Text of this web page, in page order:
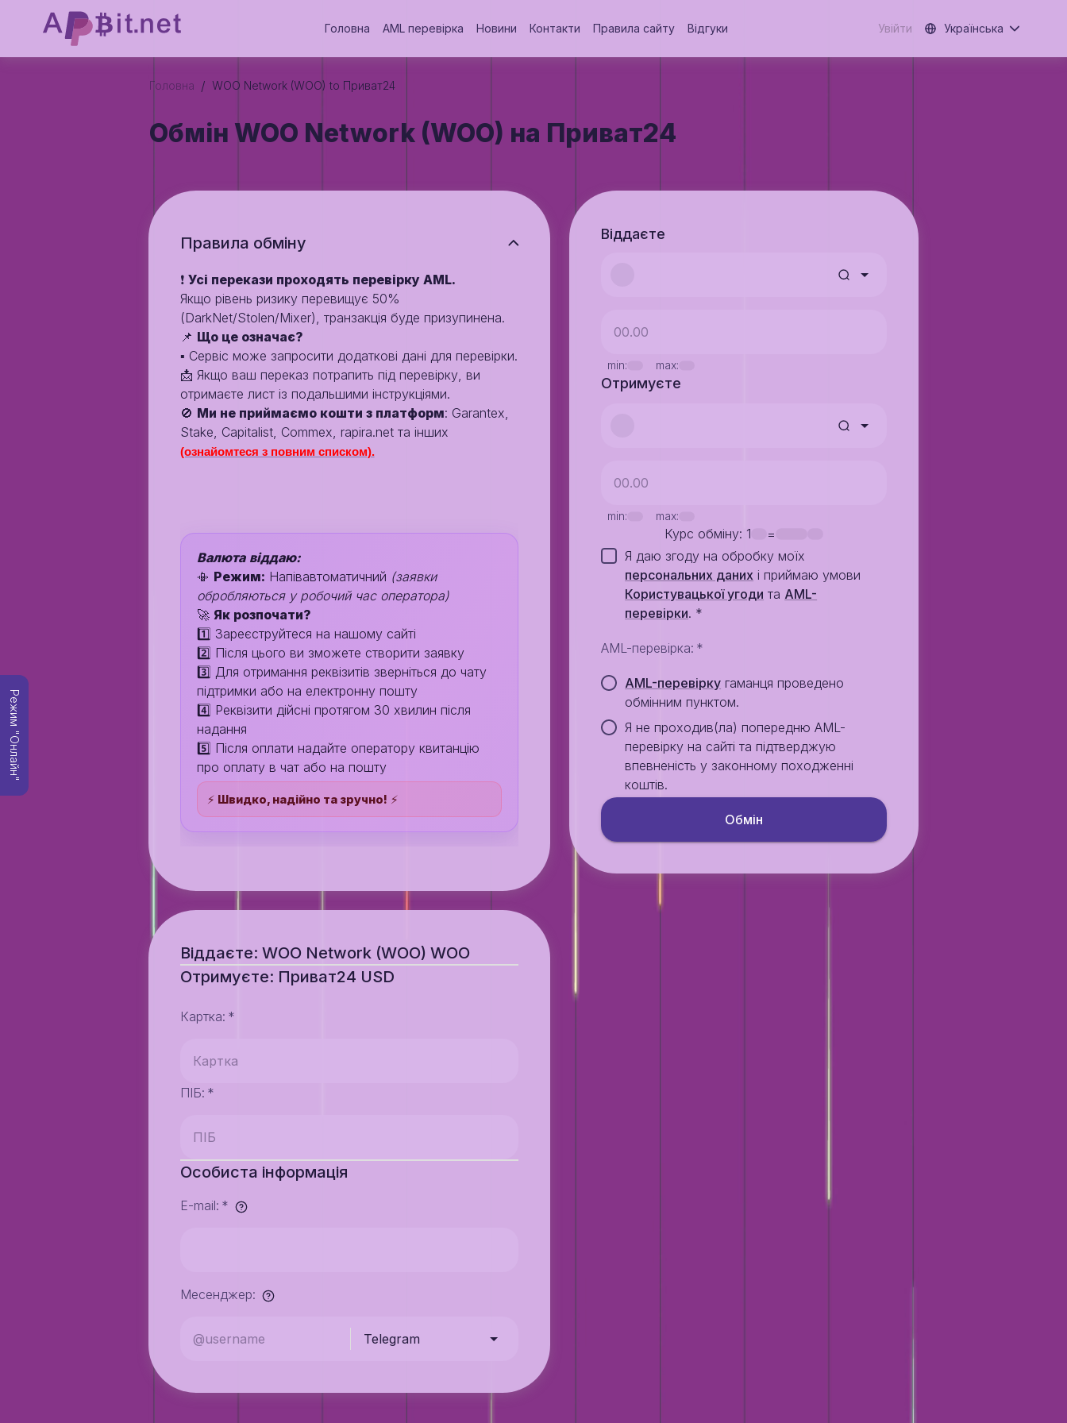
Головна AML перевірка Новини Контакти Правила сайту Відгуки Увійти Українська
Головна / WOO Network (WOO) to Приват24
Обмін WOO Network (WOO) на Приват24
Віддаєте
min: max:
Отримуєте
min: max:
Курс обміну: 1
=
Я даю згоду на обробку моїх
персональних даних i приймаю умови
Користувацької угоди та AML-
перевiрки. *
AML-перевірка: *
AML-перевірку гаманця проведено
обмінним пунктом.
Я не проходив(ла) попередню AML-
перевірку на сайті та підтверджую
впевненість у законному походженні
коштів.
Обмiн
Правила обмiну
❗️ Усі перекази проходять перевірку AML.
Якщо рівень ризику перевищує 50%
(DarkNet/Stolen/Mixer), транзакція буде призупинена.
📌 Що це означає?
▪️ Сервіс може запросити додаткові дані для перевірки.
📩 Якщо ваш переказ потрапить під перевірку, ви
отримаєте лист із подальшими інструкціями.
🚫 Ми не приймаємо кошти з платформ: Garantex,
Stake, Capitalist, Commex, rapira.net та інших
(ознайомтеся з повним списком).
Валюта віддаю:
📳 Режим: Напівавтоматичний (заявки
обробляються у робочий час оператора)
🚀 Як розпочати?
1️⃣ Зареєструйтеся на нашому сайті
2️⃣ Після цього ви зможете створити заявку
3️⃣ Для отримання реквізитів зверніться до чату
підтримки або на електронну пошту
4️⃣ Реквізити дійсні протягом 30 хвилин після
надання
5️⃣ Після оплати надайте оператору квитанцію
про оплату в чат або на пошту
⚡️ Швидко, надійно та зручно! ⚡️
Віддаєте: WOO Network (WOO) WOO
Отримуєте: Приват24 USD
Картка: *
ПІБ: *
Особиста інформація
E-mail: *
Месенджер:
Telegram
Режим "Онлайн"